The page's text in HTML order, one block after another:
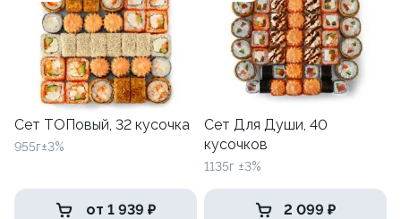
Сет ТОПовый, 32 кусочка
955г±3%
от 1 939 ₽
Сет Для Души, 40
кусочков
1135г ±3%
2 099 ₽